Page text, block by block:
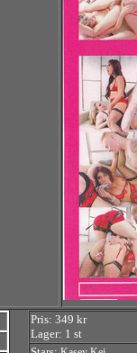
Pris: 349 kr
Lager: 1 st